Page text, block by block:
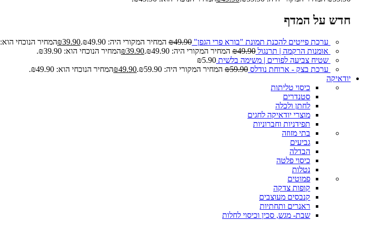
חדש על המדף
ערכת פייטים להכנת תמונת "בורא פרי הגפן" ₪49.90 המחיר המקורי היה: ₪49.90. ₪39.90
המחיר הנוכחי הוא: ₪39.90.
אומנות הרקמה | תרנגול
₪49.90 המחיר המקורי היה: ₪49.90. ₪39.90
המחיר הנוכחי הוא: ₪39.90.
שטיח צביעה לפורים | משימה בלשית
₪5.90
ערכת בצק - ארוחת נודלס
₪59.90 המחיר המקורי היה: ₪59.90. ₪49.90
המחיר הנוכחי הוא: ₪49.90.
יודאיקה
כיסוי טליתות
סטנדרים
לחתן ולכלה
מוצרי יודאיקה לחגים
תפידניות וחברוניות
בתי מזוזה
גביעים
הבדלה
כיסוי פלטה
נטלות
פמוטים
קופות צדקה
קנבסים מעוצבים
ראנרים ותחתיות
שבת- מגש, סכין וכיסוי לחלות